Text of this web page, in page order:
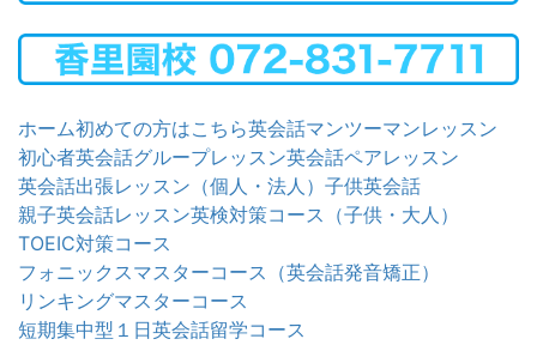
ホーム初めての方はこちら英会話マンツーマンレッスン
初心者英会話グループレッスン英会話ペアレッスン
英会話出張レッスン（個人・法人） 子供英会話
親子英会話レッスン英検対策コース（子供・大人）
TOEIC対策コース
フォニックスマスターコース（英会話発音矯正）
リンキングマスターコース
短期集中型１日英会話留学コース